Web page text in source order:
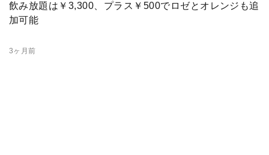
飲み放題は￥3,300、プラス￥500でロゼとオレンジも追
加可能
3ヶ月前